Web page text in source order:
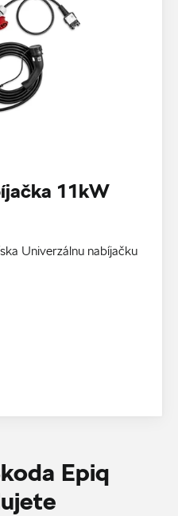
11kW
Univerzálnu nabíjačku
Epiq